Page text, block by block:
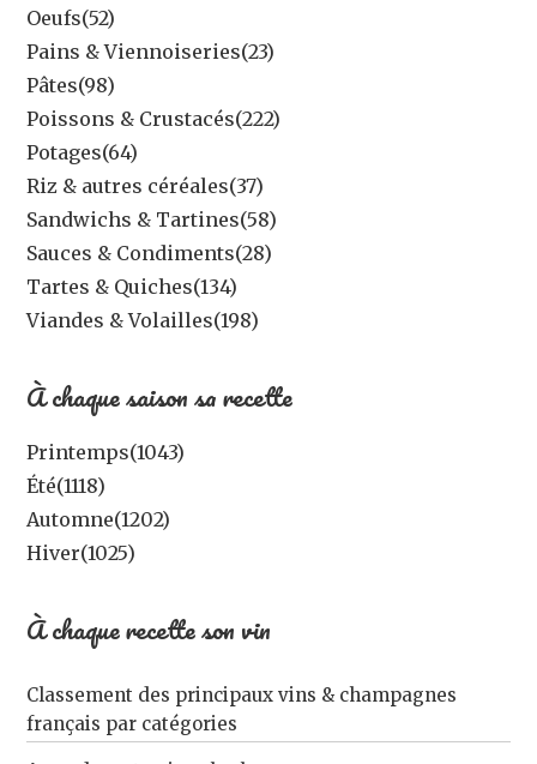
Oeufs(52)
Pains & Viennoiseries(23)
Pâtes(98)
Poissons & Crustacés(222)
Potages(64)
Riz & autres céréales(37)
Sandwichs & Tartines(58)
Sauces & Condiments(28)
Tartes & Quiches(134)
Viandes & Volailles(198)
À chaque saison sa recette
Printemps(1043)
Été(1118)
Automne(1202)
Hiver(1025)
À chaque recette son vin
Classement des principaux vins & champagnes
français par catégories